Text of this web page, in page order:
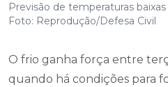
Previsão de temperaturas
Foto: Reprodução/Defesa Civil
O frio ganha força entre
quando há condições para